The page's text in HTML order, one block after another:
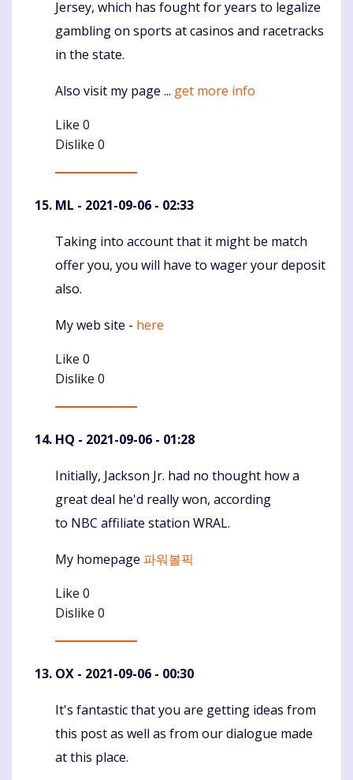
Jersey, which has fought for years to legalize
gambling on sports at casinos and racetracks
in the state.
Also visit my page ... get more info
Like 0
Dislike 0
ML - 2021-09-06 - 02:33
Komentaras
Taking into account that it might be match
offer you, you will have to wager your deposit
also.
My web site - here
Like 0
Dislike 0
HQ - 2021-09-06 - 01:28
Komentaras
Initially, Jackson Jr. had no thought how a
great deal he'd really won, according
to NBC affiliate station WRAL.
My homepage 파워볼픽
Like 0
Dislike 0
OX - 2021-09-06 - 00:30
Komentaras
It's fantastic that you are getting ideas from
this post as well as from our dialogue made
at this place.